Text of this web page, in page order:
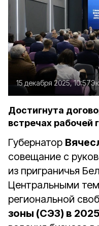
15 декабря 2025, 10:57
Достигнута
встречах рабочей
Губернатор
совещание с
из приграничья
Центральными
региональной
зоны (СЭЗ) в